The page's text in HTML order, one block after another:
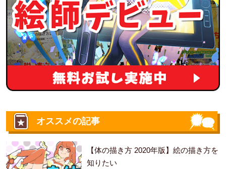
オススメの記事
【体の描き方 2020年版】絵の描き方を
知りたい